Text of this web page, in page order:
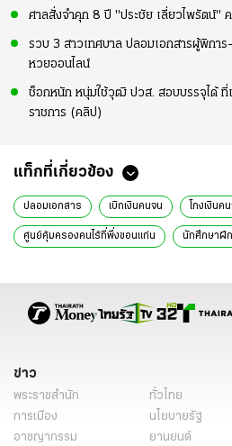
ศาลสั่งจำคุก 8 ปี "ประชัย เลี่ยวไพรัตน์"
รวบ 3 สาวเทศบาล ปลอมเอกสารผู้พิกา
หวยออนไลน์
ช็อกหนัก หนุ่มใช้วุฒิ ปวส. สอบบรรจุได้
ราชการ (คลิป)
แท็กที่เกี่ยวข้อง
ปลอมเอกสาร เบิกเงินคนจน โกงเงินค
ศูนย์คุ้มครองคนไร้ที่พึ่งขอนแก่น นักศึกษาฝึ
ข่าว
พระราชสำนัก ทั่วไทย
การเมือง
นโยบายรัฐ
อาชญากรรม
ยานยนต์